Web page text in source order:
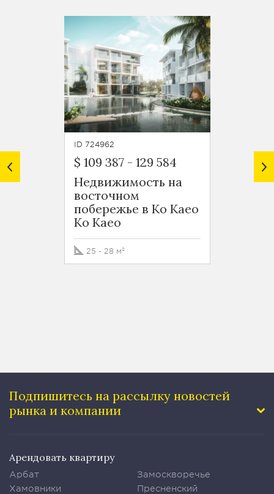
ID 724962
$ 109 387- 129 584
Недвижимость на
восточном
побережье в Ко Каео
Ko Kaeo
25 - 28 м²
$
Подпишитесь на рассылку новостей
рынка и компании
Арендовать квартиру
Арбат
Хамовники
Замоскворечье
Пресненский